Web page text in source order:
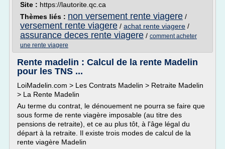
Site : https://lautorite.qc.ca
Thèmes liés : non versement rente viagere /
versement rente viagere / achat rente viagere /
assurance deces rente viagere / comment acheter
une rente viagere
Rente madelin : Calcul de la rente Madelin
pour les TNS ...
LoiMadelin.com > Les Contrats Madelin > Retraite Madelin
> La Rente Madelin
Au terme du contrat, le dénouement ne pourra se faire que
sous forme de rente viagère imposable (au titre des
pensions de retraite), et ce au plus tôt, à l'âge légal du
départ à la retraite. Il existe trois modes de calcul de la
rente viagère Madelin